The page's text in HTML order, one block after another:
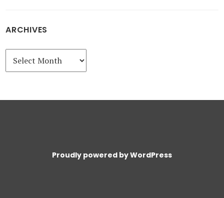
ARCHIVES
Archives
Proudly powered by WordPress